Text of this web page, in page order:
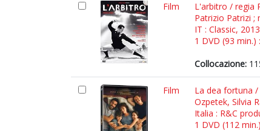
Film
L'arbitro / regia
Patrizio Patrizi ;
IT : Classic, 2013
1 DVD (93 min.)
Collocazione:
Film
La dea fortuna /
Ozpetek, Silvia
Italia : R&C
1 DVD (112